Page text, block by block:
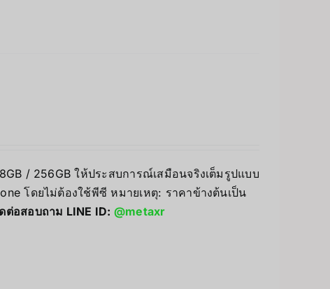
/ 256GB ให้ประสบการณ์เสมือนจริงเต็มรูปแบบ
โดยไม่ต้องใช้พีซี หมายเหตุ: ราคาข้างต้นเป็น
อสอบถาม LINE ID: @metaxr